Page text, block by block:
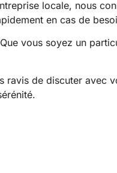
locale, nous
en cas de
vous soyez un
ravis de discuter avec